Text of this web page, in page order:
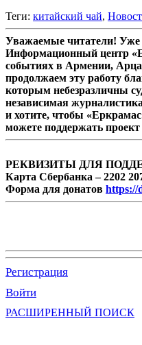
Теги: китайский чай,
Уважаемые читатели! Уже
Информационный центр
событиях в Армении,
продолжаем эту работу
которым небезразличны
независимая
и хотите, чтобы
можете поддержать
РЕКВИЗИТЫ ДЛЯ
Карта Сбербанка – 2202
Форма для донатов https://
Регистрация
Войти
РАСШИРЕННЫЙ ПОИСК